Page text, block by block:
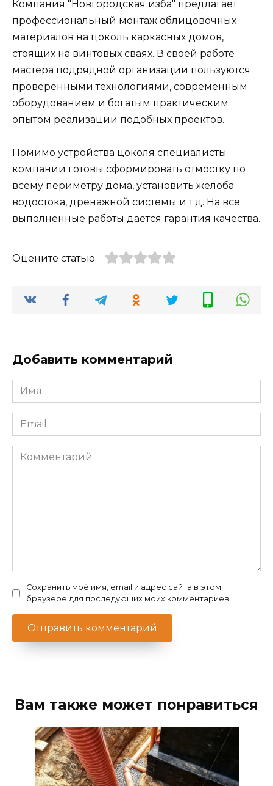
Компания "Новгородская изба" предлагает
профессиональный монтаж облицовочных
материалов на цоколь каркасных домов,
стоящих на винтовых сваях. В своей работе
мастера подрядной организации пользуются
проверенными технологиями, современным
оборудованием и богатым практическим
опытом реализации подобных проектов.
Помимо устройства цоколя специалисты
компании готовы сформировать отмостку по
всему периметру дома, установить желоба
водостока, дренажной системы и т.д. На все
выполненные работы дается гарантия качества.
Оцените статью
Добавить комментарий
Имя
*
Email
*
Комментарий
Сохранить моё имя, email и адрес сайта в этом
браузере для последующих моих комментариев.
Вам также может понравиться